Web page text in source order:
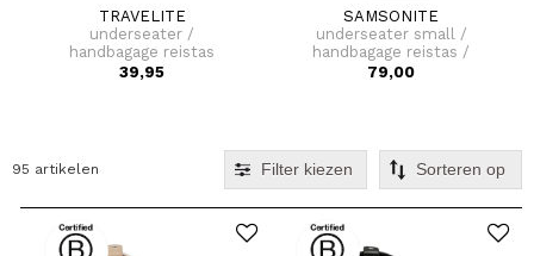
TRAVELITE
underseater /
handbagage reistas
25x40x23 cm kick off s
39,95
SAMSONITE
underseater small /
handbagage reistas /
laptoprugtas 15,6 inch /
79,00
95 artikelen Filter kiezen